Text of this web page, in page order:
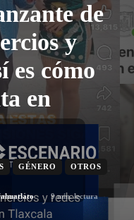
de
y
es cómo
en
GÉNERO OTROS
9min. lectura